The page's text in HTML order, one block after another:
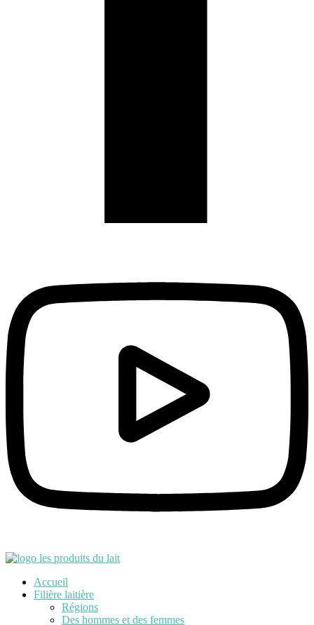
Accueil
Filière laitière
Régions
Des hommes et des femmes